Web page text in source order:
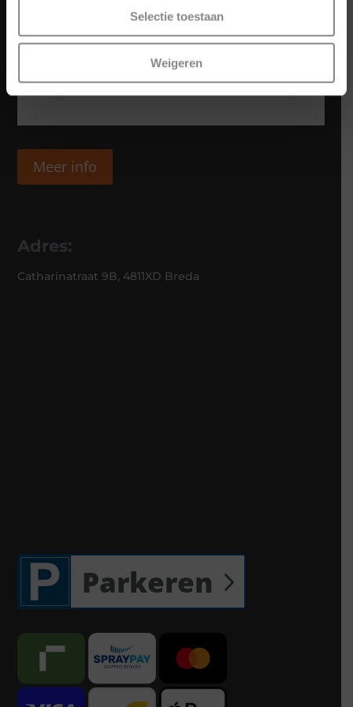
Selectie toestaan
Weigeren
Meer info
Adres:
Catharinatraat 9B, 4811XD Breda
Parkeren